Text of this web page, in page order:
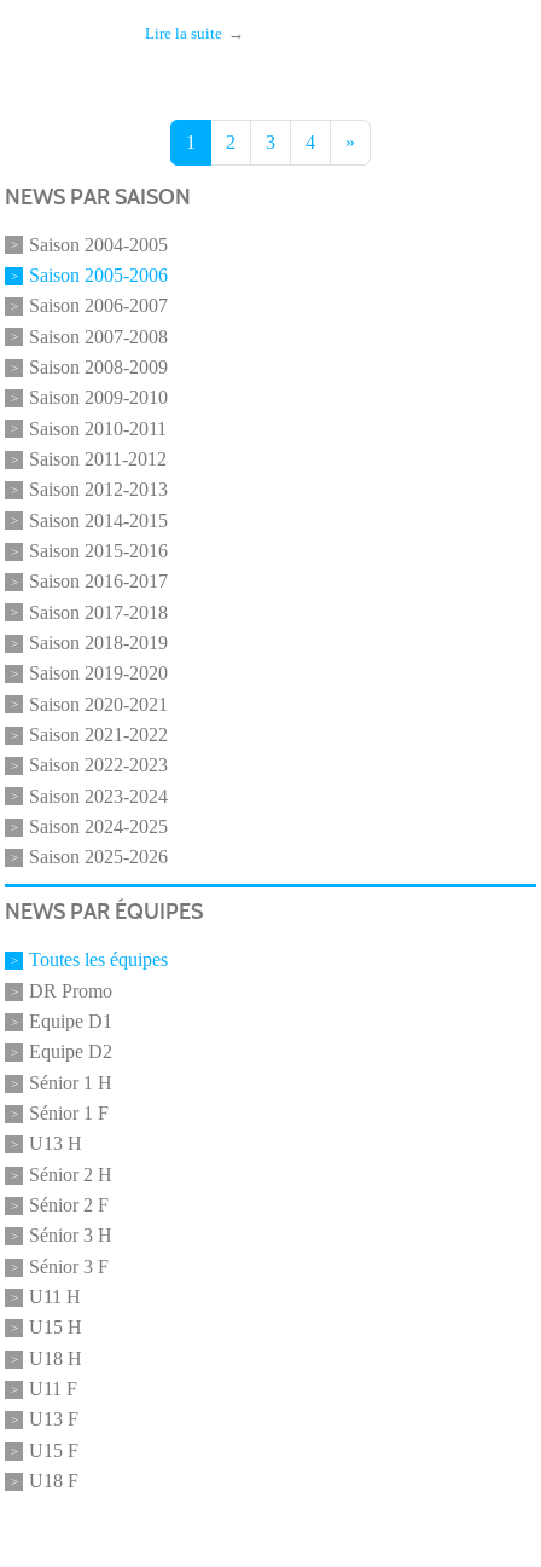
Lire la suite
1 2 3 4 »
NEWS PAR SAISON
Saison 2004-2005
Saison 2005-2006
Saison 2006-2007
Saison 2007-2008
Saison 2008-2009
Saison 2009-2010
Saison 2010-2011
Saison 2011-2012
Saison 2012-2013
Saison 2014-2015
Saison 2015-2016
Saison 2016-2017
Saison 2017-2018
Saison 2018-2019
Saison 2019-2020
Saison 2020-2021
Saison 2021-2022
Saison 2022-2023
Saison 2023-2024
Saison 2024-2025
Saison 2025-2026
NEWS PAR ÉQUIPES
Toutes les équipes
DR Promo
Equipe D1
Equipe D2
Sénior 1 H
Sénior 1 F
U13 H
Sénior 2 H
Sénior 2 F
Sénior 3 H
Sénior 3 F
U11 H
U15 H
U18 H
U11 F
U13 F
U15 F
U18 F